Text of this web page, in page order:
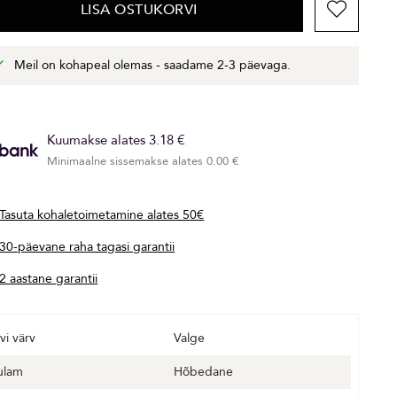
LISA OSTUKORVI
Meil on kohapeal olemas - saadame 2-3 päevaga.
Kuumakse alates 3.18 €
Minimaalne sissemakse alates 0.00 €
Tasuta kohaletoimetamine alates 50€
30-päevane raha tagasi garantii
2 aastane garantii
värv
Valge
Hõbedane